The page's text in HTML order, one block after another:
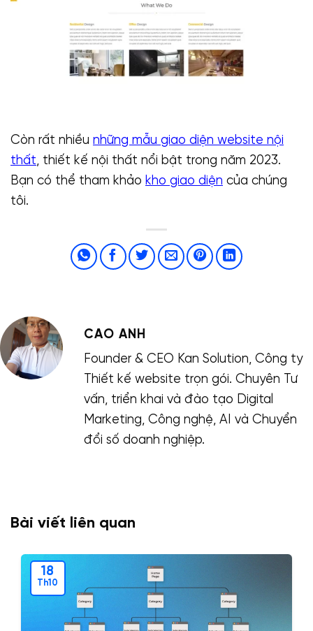
Còn rất nhiều những mẫu giao diện website nội
thất, thiết kế nội thất nổi bật trong năm 2023.
Bạn có thể tham khảo kho giao diện của chúng
tôi.
CAO ANH
Founder & CEO Kan Solution, Công ty
Thiết kế website trọn gói. Chuyên Tư
vấn, triển khai và đào tạo Digital
Marketing, Công nghệ, AI và Chuyển
đổi số doanh nghiệp.
Bài viết liên quan
18
Th10